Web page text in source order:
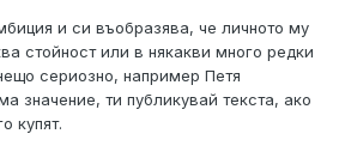
и си въобразява, че личното му
стойност или в някакви много редки
сериозно, например Петя
значение, ти публикувай текста, ако
купят.